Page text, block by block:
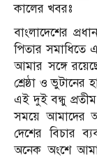
কালের খবরঃ
বাংলাদেশের
পিতার সমাধিতে
আমার সঙ্গে
শ্রেষ্ঠা ও ভুটানের
এই দুই বন্ধু
সময়ে আমাদের
দেশের বিচার
অনেক অংশে